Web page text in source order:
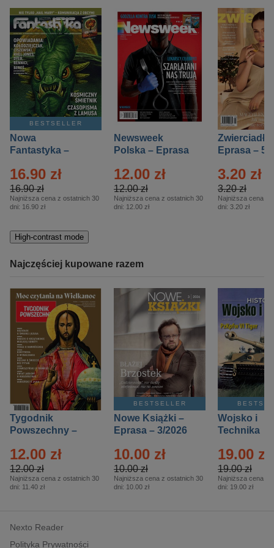
BESTSELLER
Nowa
Fantastyka –
16.90 zł
16.90 zł
Najniższa cena z ostatnich 30
dni: 16.90 zł
Newsweek
Polska – Eprasa
12.00 zł
12.00 zł
Najniższa cena z ostatnich 30
dni: 12.00 zł
Zwierciadło
Eprasa – 5/
3.20 zł
3.20 zł
Najniższa cena z
dni: 3.20 zł
High-contrast mode
Najczęściej kupowane razem
Tygodnik
Powszechny –
12.00 zł
12.00 zł
Najniższa cena z ostatnich 30
dni: 11.40 zł
BESTSELLER
Nowe Książki –
Eprasa – 3/2026
10.00 zł
10.00 zł
Najniższa cena z ostatnich 30
dni: 10.00 zł
Wojsko i
Technika
– 2/2026
19.00 zł
19.00 zł
Najniższa cena z
dni: 19.00 zł
Nexto Reader
Polityka Prywatności